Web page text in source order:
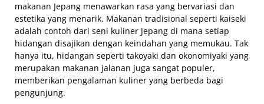
makanan Jepang menawarkan rasa yang bervariasi dan
estetika yang menarik. Makanan tradisional seperti kaiseki
adalah contoh dari seni kuliner Jepang di mana setiap
hidangan disajikan dengan keindahan yang memukau. Tak
hanya itu, hidangan seperti takoyaki dan okonomiyaki yang
merupakan makanan jalanan juga sangat populer,
memberikan pengalaman kuliner yang berbeda bagi
pengunjung.